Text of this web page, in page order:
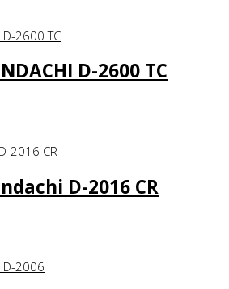
D-2600 TC
D-2016 CR